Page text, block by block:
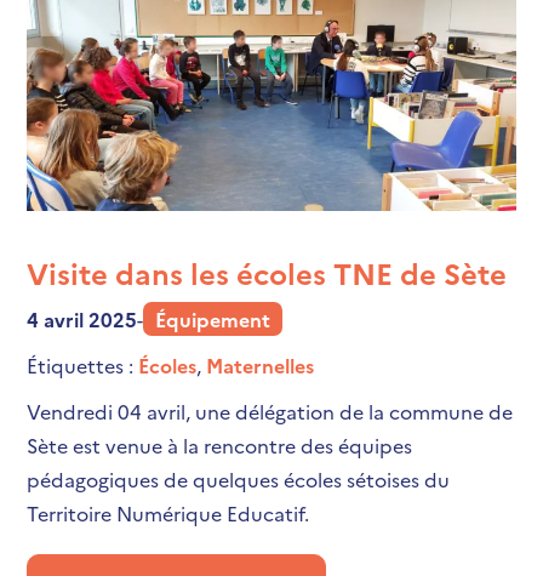
Visite dans les écoles TNE de Sète
4 avril 2025- Équipement
Étiquettes : Écoles, Maternelles
Vendredi 04 avril, une délégation de la commune de
Sète est venue à la rencontre des équipes
pédagogiques de quelques écoles sétoises du
Territoire Numérique Educatif.